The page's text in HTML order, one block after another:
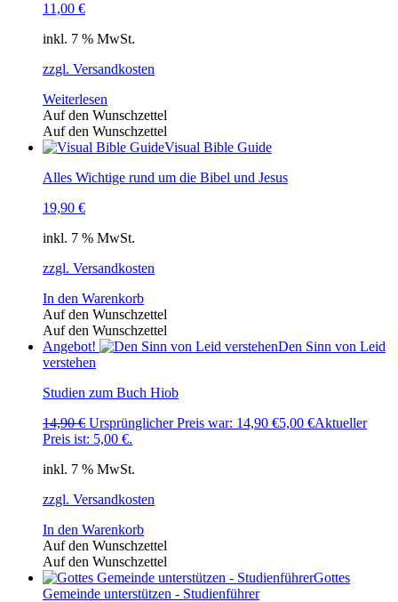
11,00 €
inkl. 7 % MwSt.
zzgl. Versandkosten
Weiterlesen
Auf den Wunschzettel
Auf den Wunschzettel
Visual Bible Guide
Alles Wichtige rund um die Bibel und Jesus
19,90 €
inkl. 7 % MwSt.
zzgl. Versandkosten
In den Warenkorb
Auf den Wunschzettel
Auf den Wunschzettel
Angebot!
Den Sinn von Leid
verstehen
Studien zum Buch Hiob
14,90€ Ursprünglicher Preis war: 14,90 €5,00 €Aktueller
Preis ist: 5,00 €.
inkl. 7 % MwSt.
zzgl. Versandkosten
In den Warenkorb
Auf den Wunschzettel
Auf den Wunschzettel
Gottes
Gemeinde unterstützen - Studienführer